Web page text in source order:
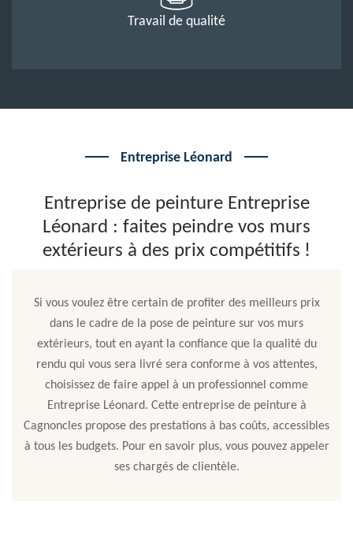
Travail de qualité
Entreprise Léonard
Entreprise de peinture Entreprise
Léonard : faites peindre vos murs
extérieurs à des prix compétitifs !
Si vous voulez être certain de profiter des meilleurs prix
dans le cadre de la pose de peinture sur vos murs
extérieurs, tout en ayant la confiance que la qualité du
rendu qui vous sera livré sera conforme à vos attentes,
choisissez de faire appel à un professionnel comme
Entreprise Léonard. Cette entreprise de peinture à
Cagnoncles propose des prestations à bas coûts, accessibles
à tous les budgets. Pour en savoir plus, vous pouvez appeler
ses chargés de clientèle.